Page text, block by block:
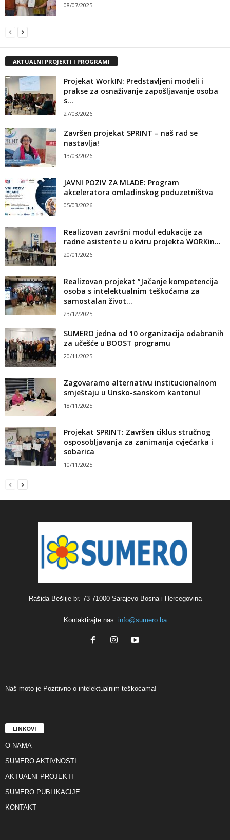
08/07/2025
AKTUALNI PROJEKTI I PROGRAMI
Projekat WorkIN: Predstavljeni modeli i
prakse za osnaživanje zapošljavanje osoba
s...
27/03/2026
Završen projekat SPRINT – naš rad se
nastavlja!
13/03/2026
JAVNI POZIV ZA MLADE: Program
akceleratora omladinskog poduzetništva
05/03/2026
Realizovan završni modul edukacije za
radne asistente u okviru projekta WORKin...
20/01/2026
Realizovan projekat ”Jačanje kompetencija
osoba s intelektualnim teškoćama za
samostalan život...
23/12/2025
SUMERO jedna od 10 organizacija odabranih
za učešće u BOOST programu
20/11/2025
Zagovaramo alternativu institucionalnom
smještaju u Unsko-sanskom kantonu!
18/11/2025
Projekat SPRINT: Završen ciklus stručnog
osposobljavanja za zanimanja cvjećarka i
sobarica
10/11/2025
Rašida Bešlije br. 73 71000 Sarajevo Bosna i Hercegovina
Kontaktirajte nas: info@sumero.ba
Naš moto je Pozitivno o intelektualnim teškoćama!
LINKOVI
O NAMA
SUMERO AKTIVNOSTI
AKTUALNI PROJEKTI
SUMERO PUBLIKACIJE
KONTAKT